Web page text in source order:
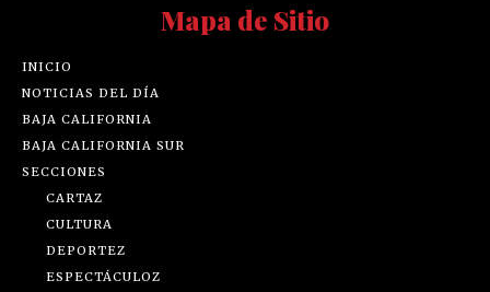
Mapa de Sitio
INICIO
NOTICIAS DEL DÍA
BAJA CALIFORNIA
BAJA CALIFORNIA SUR
SECCIONES
CARTAZ
CULTURA
DEPORTEZ
ESPECTÁCULOZ